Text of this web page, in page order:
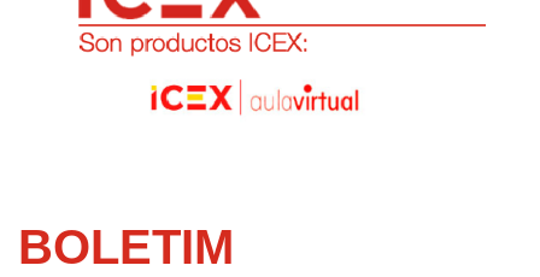
BOLETIM